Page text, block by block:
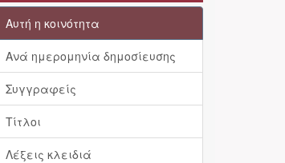
Αυτή η κοινότητα
Ανά ημερομηνία δημοσίευσης
Συγγραφείς
Τίτλοι
Λέξεις κλειδιά